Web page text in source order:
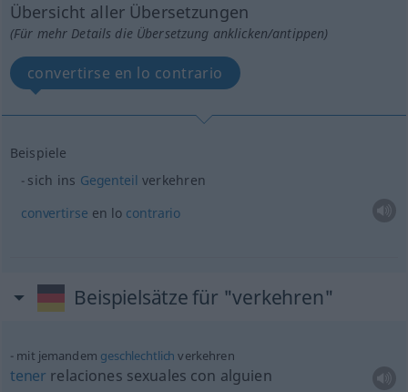
Übersicht aller Übersetzungen
(Für mehr Details die Übersetzung anklicken/antippen)
convertirse en lo contrario
Beispiele
sich ins Gegenteil verkehren
convertirse en lo contrario
Beispielsätze für "verkehren"
mit jemandem geschlechtlich verkehren
tener relaciones sexuales con alguien